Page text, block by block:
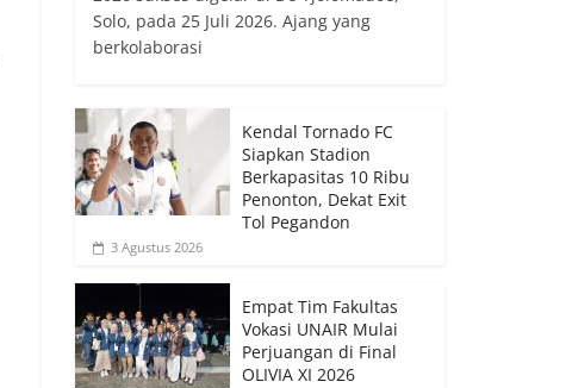
Solo, pada 25 Juli 2026. Ajang yang
berkolaborasi
Kendal Tornado FC
Siapkan Stadion
Berkapasitas 10 Ribu
Penonton, Dekat Exit
Tol Pegandon
3 Agustus 2026
Empat Tim Fakultas
Vokasi UNAIR Mulai
Perjuangan di Final
OLIVIA XI 2026